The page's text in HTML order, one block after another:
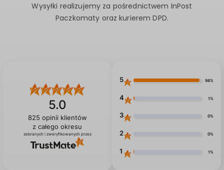
Wysyłki realizujemy za pośrednictwem InPost
Paczkomaty oraz kurierem DPD.
5.0
825 opinii klientów
z całego okresu
zebranych i zweryfikowanych przez
5 98%
4 1%
3 0%
2 0%
1 1%